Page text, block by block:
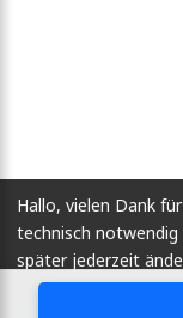
Hallo, vielen Dank
technisch notwendig
später jederzeit